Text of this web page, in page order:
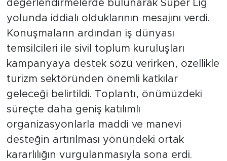
değerlendirmelerde bulunarak Süper Lig
yolunda iddialı olduklarının mesajını verdi.
Konuşmaların ardından iş dünyası
temsilcileri ile sivil toplum kuruluşları
kampanyaya destek sözü verirken, özellikle
turizm sektöründen önemli katkılar
geleceği belirtildi. Toplantı, önümüzdeki
süreçte daha geniş katılımlı
organizasyonlarla maddi ve manevi
desteğin artırılması yönündeki ortak
kararlılığın vurgulanmasıyla sona erdi.